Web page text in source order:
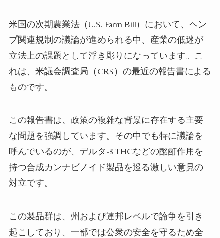
米国の次期農業法（U.S. Farm Bill）において、ヘン
プ関連規制の議論が進められる中、産業の低迷が
立法上の課題として浮き彫りになっています。こ
れは、米議会調査局（CRS）の最近の報告書による
ものです。
この報告書は、政策の複雑な背景に存在する主要
な問題を強調しています。その中でも特に議論を
呼んでいるのが、デルタ-8 THCなどの酩酊作用を
持つ合成カンナビノイド製品を巡る激しい意見の
対立です。
この製品群は、州および連邦レベルで論争を引き
起こしており、一部では公衆の安全を守るため全